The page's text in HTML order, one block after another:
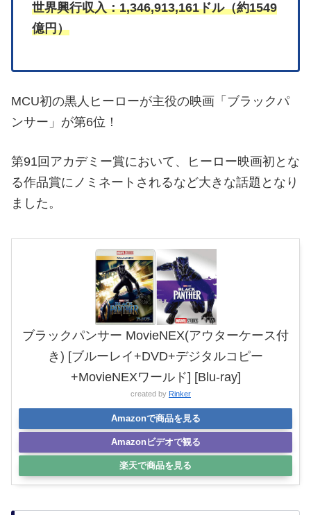
世界興行収入：1,346,913,161ドル（約1549
億円）
MCU初の黒人ヒーローが主役の映画「ブラックパ
ンサー」が第6位！
第91回アカデミー賞において、ヒーロー映画初とな
る作品賞にノミネートされるなど大きな話題となり
ました。
ブラックパンサー MovieNEX(アウターケース付
き) [ブルーレイ+DVD+デジタルコピー
+MovieNEXワールド] [Blu-ray]
created by Rinker
Amazonで商品を見る
Amazonビデオで観る
楽天で商品を見る